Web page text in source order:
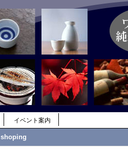
イベント案内
shoping